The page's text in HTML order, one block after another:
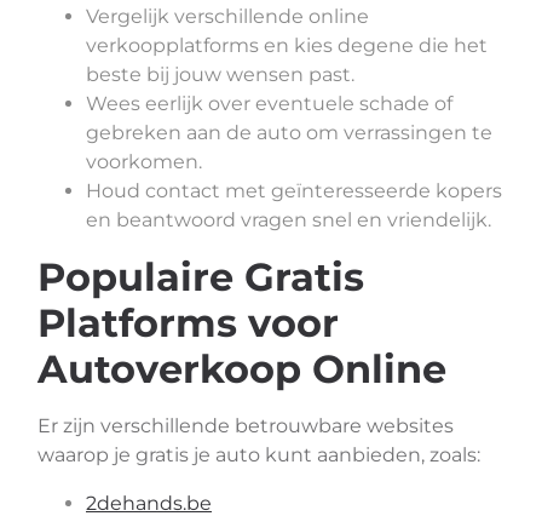
Vergelijk verschillende online
verkoopplatforms en kies degene die het
beste bij jouw wensen past.
Wees eerlijk over eventuele schade of
gebreken aan de auto om verrassingen te
voorkomen.
Houd contact met geïnteresseerde kopers
en beantwoord vragen snel en vriendelijk.
Populaire Gratis
Platforms voor
Autoverkoop Online
Er zijn verschillende betrouwbare websites
waarop je gratis je auto kunt aanbieden, zoals:
2dehands.be